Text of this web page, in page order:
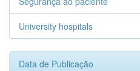
University hospitals
Data de Publicação